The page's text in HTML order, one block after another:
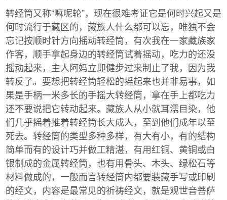
转经筒又称“嘛呢轮”，现在很难考证它是何时兴起又是
何时流行于藏区的，藏族人什么都可以忘，唯独不会
忘记按顺时针方向摇动转经筒，有次我在一家藏族家
作客，顺手拿起身边的转经筒试着摇动，吃力的还没
摇动起来，主人阿妈立即健步过来制止了我，因为我
转反了。要想把转经筒轻松的摇起来也并非易事，如
果是手柄一米多长的手摇大转经筒，拿在手上都吃力
还不要说把它转动起来。藏族人从小就耳濡目染，他
们几乎摇着推着转经筒长大成人，至到他们成年以至
死去。转经筒的类型多种多样，有大有小，有的结构
简单而有的设计巧并做工精湛，有用红铜、黄铜或白
银制成的金属转经筒，也有用骨头、木头、绿松石等
材料做成的，一般而言转经筒内都要装藏手写或印刷
的经文，内容是最常见的祈祷经文，就是观世音菩萨